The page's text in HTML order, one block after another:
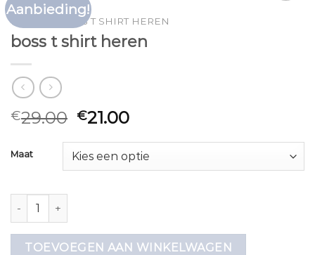
Aanbieding!
HOME BOSS T SHIRT HEREN
boss t shirt heren
€29.00 €21.00
Maat
boss t shirt heren aantal
TOEVOEGEN AAN WINKELWAGEN